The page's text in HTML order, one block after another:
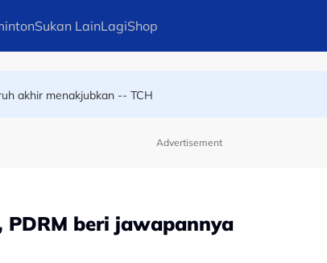
Sukan LainLagiShop
akhir menakjubkan -- TCH
Advertisement
beri jawapannya